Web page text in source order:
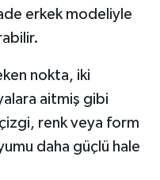
erkek modeliyle
nokta, iki
aitmiş gibi
renk veya form
daha güçlü hale